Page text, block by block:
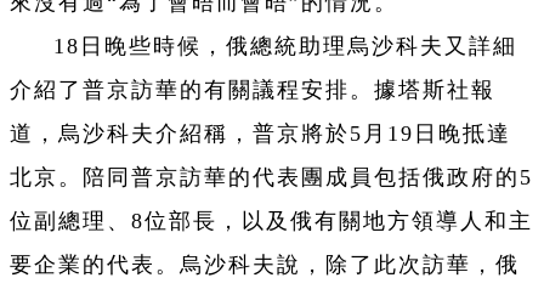
18日晚些時候，俄總統助理烏沙科夫又詳細
介紹了普京訪華的有關議程安排。據塔斯社報
道，烏沙科夫介紹稱，普京將於5月19日晚抵達
北京。陪同普京訪華的代表團成員包括俄政府的5
位副總理、8位部長，以及俄有關地方領導人和主
要企業的代表。烏沙科夫說，除了此次訪華，俄